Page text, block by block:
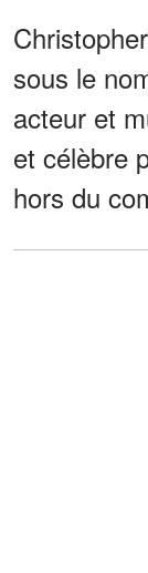
sous le
acteur et
et célèbre
hors du